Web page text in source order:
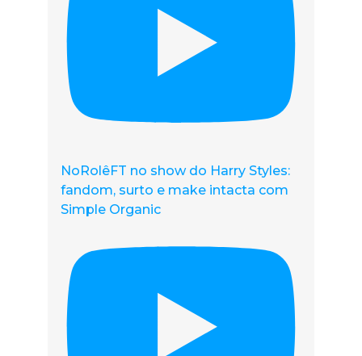
NoRolêFT no show do Harry Styles:
fandom, surto e make intacta com
Simple Organic